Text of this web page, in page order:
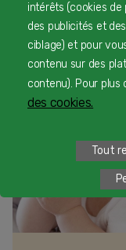
En lire
bébé
intérêts (cookies de
des publicités et
ciblage) et pour
contenu sur des
contenu). Pour plus
des cookies.
Tout